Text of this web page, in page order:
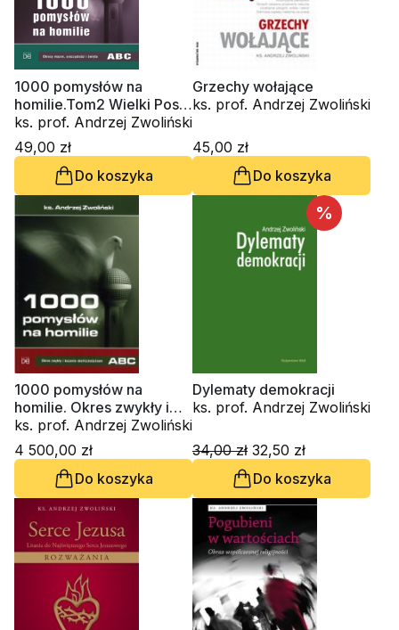
1000 pomysłów na
homilie.Tom2 Wielki Post,
Wielkanoc, Adwent, Boże
Narodzenie
ks. prof. Andrzej Zwoliński
49,00 zł
Do koszyka
Grzechy wołające
ks. prof. Andrzej Zwoliński
45,00 zł
Do koszyka
1000 pomysłów na
homilie. Okres zwykły i
kazania okolicznościowe
A - B - C
ks. prof. Andrzej Zwoliński
4 500,00 zł
Do koszyka
%
Dylematy demokracji
ks. prof. Andrzej Zwoliński
34,00 zł 32,50 zł
Do koszyka